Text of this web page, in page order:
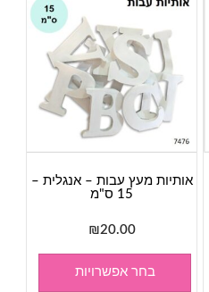
אותיות מעץ עבות – אנגלית –
15 ס"מ
₪20.00
בחר אפשרויות